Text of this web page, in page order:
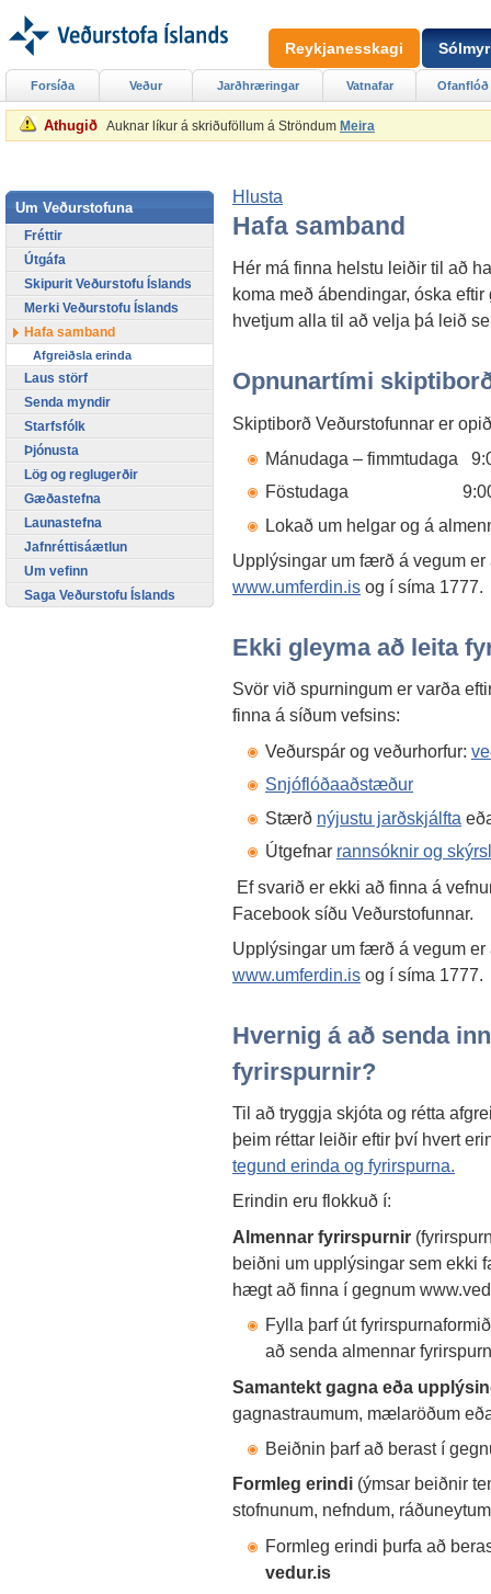
Athugið Auknar líkur á skriðuföllum á Ströndum Meira
Hlusta
Hafa samband
Hér má finna helstu leiðir til að
koma með ábendingar, óska
hvetjum alla til að velja þá leið
Opnunartími
Skiptiborð Veðurstofunnar er
Mánudaga – fimmtudaga
Föstudaga 9:00-
Lokað um helgar og á
Upplýsingar um færð á vegum
www.umferdin.is og í síma 1777.
Ekki gleyma að leita
Svör við spurningum er varða
finna á síðum vefsins:
Veðurspár og veðurhorfur:
Snjóflóðaaðstæður
Stærð nýjustu jarðskjálfta
Útgefnar rannsóknir og
Ef svarið er ekki að finna á
Facebook síðu Veðurstofunnar.
Upplýsingar um færð á vegum
www.umferdin.is og í síma 1777.
Hvernig á að senda
fyrirspurnir?
Til að tryggja skjóta og rétta
þeim réttar leiðir eftir því hvert
tegund erinda og fyrirspurna.
Erindin eru flokkuð í:
Almennar fyrirspurnir
beiðni um upplýsingar sem ekki
hægt að finna í gegnum
Fylla þarf út
að senda almennar
Samantekt gagna eða
gagnastraumum, mælaröðum
Beiðnin þarf að berast í
Formleg erindi (ýmsar beiðnir
stofnunum, nefndum,
Formleg erindi þurfa að
vedur.is
Forsíða Veður Jarðhræringar Vatnafar Ofanflóð
Um Veðurstofuna
Fréttir
Útgáfa
Skipurit Veðurstofu Íslands
Merki Veðurstofu Íslands
Hafa samband
Afgreiðsla erinda
Laus störf
Senda myndir
Starfsfólk
Þjónusta
Lög og reglugerðir
Gæðastefna
Launastefna
Jafnréttisáætlun
Um vefinn
Saga Veðurstofu Íslands
Reykjanesskagi